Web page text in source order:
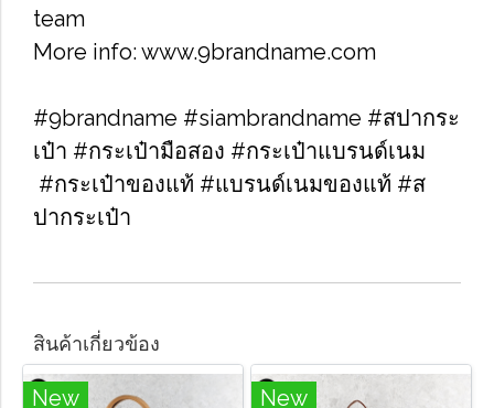
team
More info: www.9brandname.com
#9brandname #siambrandname #สปากระ
เป๋า ​#กระเป๋ามือสอง​ #กระเป๋าแบรนด์เนม​
#กระเป๋าของแท้​ #แบรนด์เนมของแท้ #ส
ปากระเป๋า
สินค้าเกี่ยวข้อง
New New